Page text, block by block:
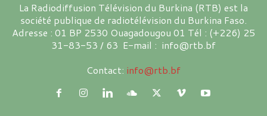
La Radiodiffusion Télévision du Burkina (RTB) est la
société publique de radiotélévision du Burkina Faso.
Adresse : 01 BP 2530 Ouagadougou 01 Tél : (+226) 25
31-83-53 / 63 E-mail : info@rtb.bf
Contact: info@rtb.bf